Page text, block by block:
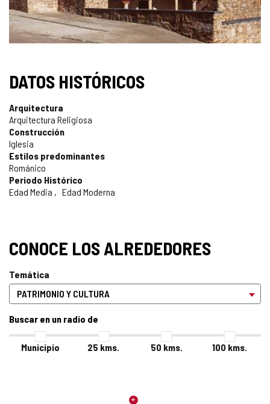
DATOS HISTÓRICOS
Arquitectura
Arquitectura Religiosa
Construcción
Iglesia
Estilos predominantes
Románico
Periodo Histórico
Edad Media
Edad Moderna
CONOCE LOS ALREDEDORES
Temática
Buscar en un radio de
Municipio 25 kms. 50 kms. 100 kms.